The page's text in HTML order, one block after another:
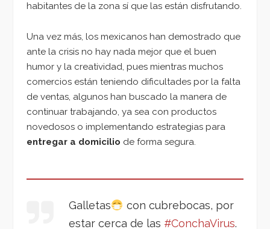
habitantes de la zona sí que las están disfrutando.
Una vez más, los mexicanos han demostrado que
ante la crisis no hay nada mejor que el buen
humor y la creatividad, pues mientras muchos
comercios están teniendo dificultades por la falta
de ventas, algunos han buscado la manera de
continuar trabajando, ya sea con productos
novedosos o implementando estrategias para
entregar a domicilio de forma segura.
Galletas
con cubrebocas, por
estar cerca de las #ConchaVirus.